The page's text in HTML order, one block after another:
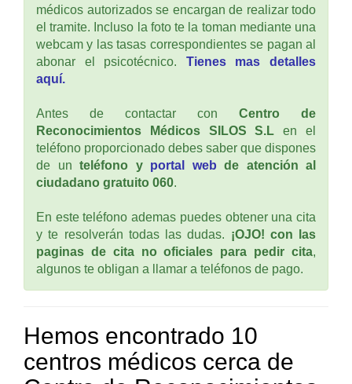
médicos autorizados se encargan de realizar todo
el tramite. Incluso la foto te la toman mediante una
webcam y las tasas correspondientes se pagan al
abonar el psicotécnico. Tienes mas detalles
aquí.
Antes de contactar con Centro de
Reconocimientos Médicos SILOS S.L en el
teléfono proporcionado debes saber que dispones
de un teléfono y portal web de atención al
ciudadano gratuito 060.
En este teléfono ademas puedes obtener una cita
y te resolverán todas las dudas. ¡OJO! con las
paginas de cita no oficiales para pedir cita,
algunos te obligan a llamar a teléfonos de pago.
Hemos encontrado 10
centros médicos cerca de